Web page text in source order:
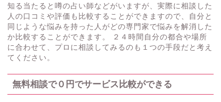
知る当たると噂の占い師などがいますが、実際に相談した
人の口コミや評価も比較することができますので、自分と
同じような悩みを持った人がどの専門家で悩みを解消した
か比較することができます。 ２４時間自分の都合や場所
に合わせて、プロに相談してみるのも１つの手段だと考え
てください。
無料相談で０円でサービス比較ができる